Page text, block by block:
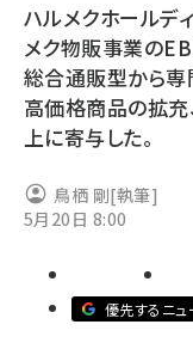
ecbeing
アスクル
base (1084)
revico (745)
ハルメクホールデ
メク物販事業の
総合通販型から専
高価格商品の拡充
上に寄与した。
鳥栖 剛[執筆]
5月20日 8:00
優先するニ